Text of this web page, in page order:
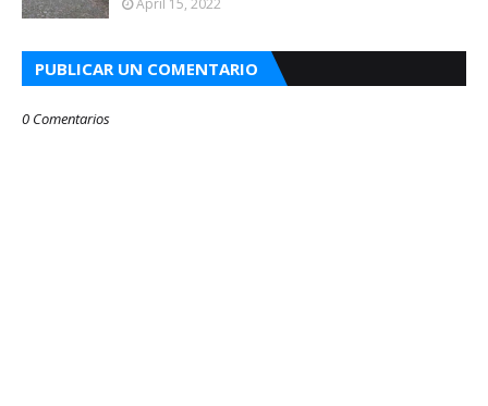
April 15, 2022
PUBLICAR UN COMENTARIO
0 Comentarios